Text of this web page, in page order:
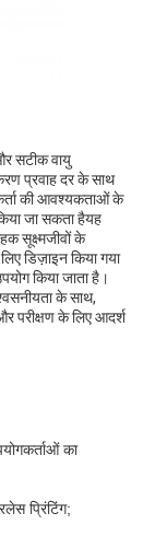
सटीक वायु
प्रवाह दर के साथ
की आवश्यकताओं के
जा सकता हैयह
सूक्ष्मजीवों के
डिज़ाइन किया गया
किया जाता है।
के साथ,
परीक्षण के लिए आदर्श
का
प्रिंटिंग;